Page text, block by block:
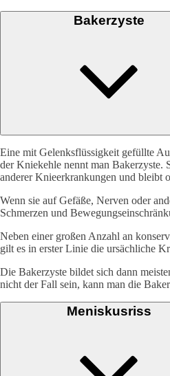
Bakerzyste
Eine mit Gelenksflüssigkeit gefüllte
der Kniekehle nennt man Bakerzyste.
anderer Knieerkrankungen und bleibt
Wenn sie auf Gefäße, Nerven oder
Schmerzen und
Neben einer großen Anzahl an
gilt es in erster Linie die ursächliche
Die Bakerzyste bildet sich dann
nicht der Fall sein, kann man die
Meniskusriss